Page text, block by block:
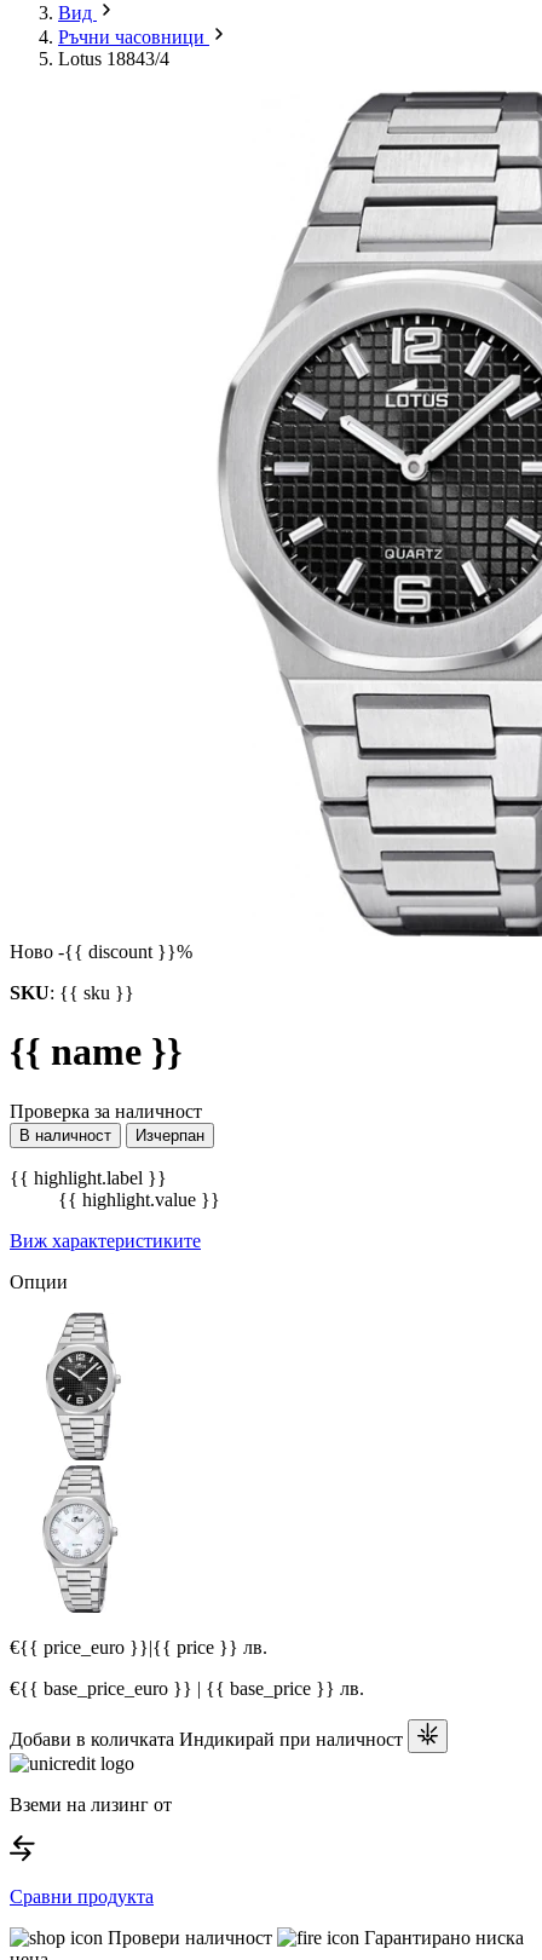
Вид
Ръчни часовници
Lotus 18843/4
Ново -{{ discount }}%
SKU: {{ sku }}
{{ name }}
Проверка за наличност
В наличност Изчерпан
{{ highlight.label }}
{{ highlight.value }}
Виж характеристиките
Опции
€{{ price_euro }}|{{ price }} лв.
€{{ base_price_euro }} | {{ base_price }} лв.
Добави в количката Индикирай при наличност
Вземи на лизинг от
Сравни продукта
Провери наличност
Гарантирано ниска